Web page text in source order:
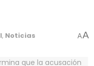
, Noticias AA